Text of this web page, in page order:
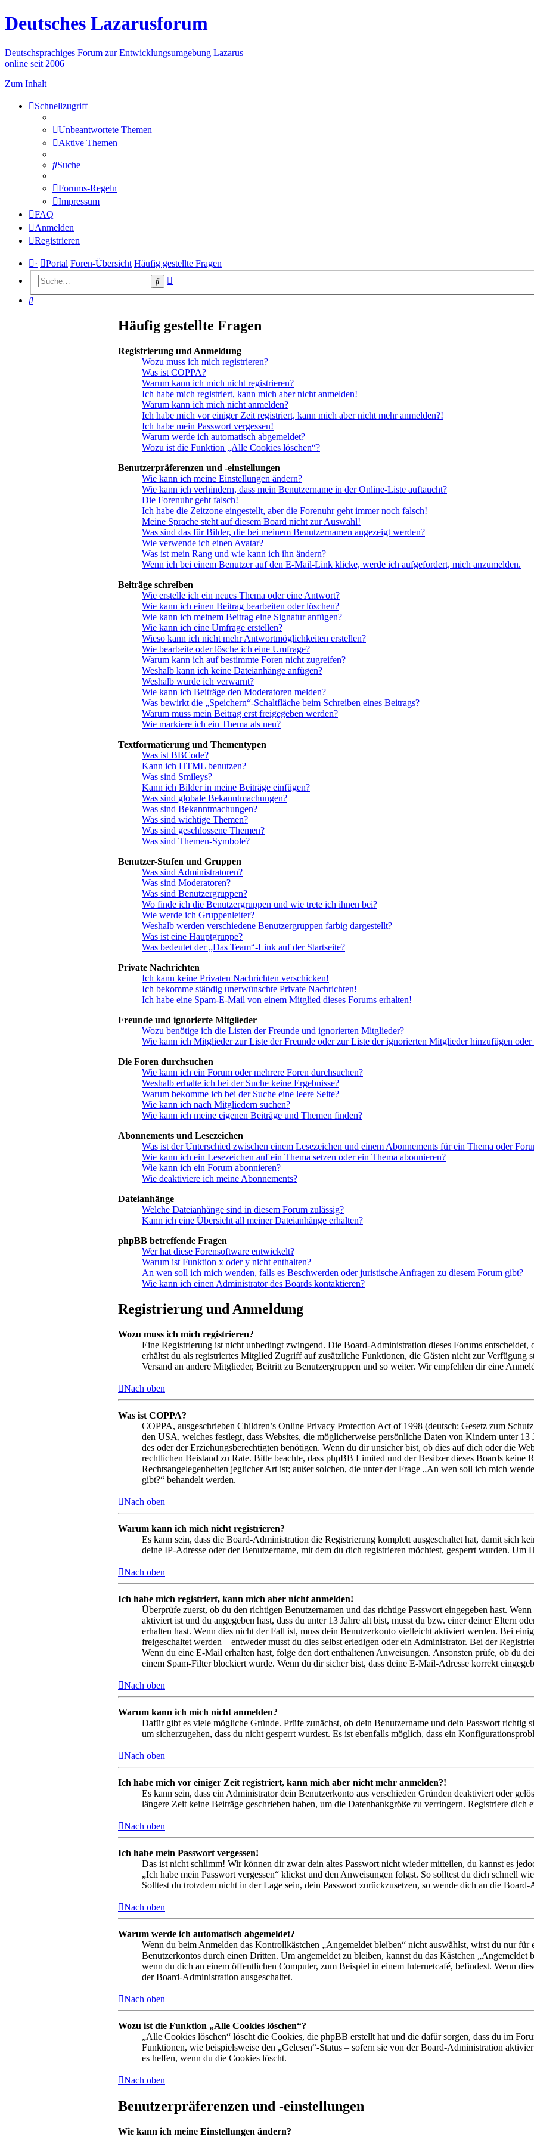
Deutsches Lazarusforum
Deutschsprachiges Forum zur Entwicklungsumgebung Lazarus
online seit 2006
Zum Inhalt
Schnellzugriff
Unbeantwortete Themen
Aktive Themen
Suche
Forums-Regeln
Impressum
FAQ
Anmelden
Registrieren
· Portal Foren-Übersicht Häufig gestellte Fragen
Suche
Suche
Häufig gestellte Fragen
Registrierung und Anmeldung
Wozu muss ich mich registrieren?
Was ist COPPA?
Warum kann ich mich nicht registrieren?
Ich habe mich registriert, kann mich aber nicht anmelden!
Warum kann ich mich nicht anmelden?
Ich habe mich vor einiger Zeit registriert, kann mich aber nicht mehr anmelden?!
Ich habe mein Passwort vergessen!
Warum werde ich automatisch abgemeldet?
Wozu ist die Funktion „Alle Cookies löschen“?
Benutzerpräferenzen und -einstellungen
Wie kann ich meine Einstellungen ändern?
Wie kann ich verhindern, dass mein Benutzername in der Online-Liste auftaucht?
Die Forenuhr geht falsch!
Ich habe die Zeitzone eingestellt, aber die Forenuhr geht immer noch falsch!
Meine Sprache steht auf diesem Board nicht zur Auswahl!
Was sind das für Bilder, die bei meinem Benutzernamen angezeigt werden?
Wie verwende ich einen Avatar?
Was ist mein Rang und wie kann ich ihn ändern?
Wenn ich bei einem Benutzer auf den E-Mail-Link klicke, werde ich aufgefordert, mich anzumelden.
Beiträge schreiben
Wie erstelle ich ein neues Thema oder eine Antwort?
Wie kann ich einen Beitrag bearbeiten oder löschen?
Wie kann ich meinem Beitrag eine Signatur anfügen?
Wie kann ich eine Umfrage erstellen?
Wieso kann ich nicht mehr Antwortmöglichkeiten erstellen?
Wie bearbeite oder lösche ich eine Umfrage?
Warum kann ich auf bestimmte Foren nicht zugreifen?
Weshalb kann ich keine Dateianhänge anfügen?
Weshalb wurde ich verwarnt?
Wie kann ich Beiträge den Moderatoren melden?
Was bewirkt die „Speichern“-Schaltfläche beim Schreiben eines Beitrags?
Warum muss mein Beitrag erst freigegeben werden?
Wie markiere ich ein Thema als neu?
Textformatierung und Thementypen
Was ist BBCode?
Kann ich HTML benutzen?
Was sind Smileys?
Kann ich Bilder in meine Beiträge einfügen?
Was sind globale Bekanntmachungen?
Was sind Bekanntmachungen?
Was sind wichtige Themen?
Was sind geschlossene Themen?
Was sind Themen-Symbole?
Benutzer-Stufen und Gruppen
Was sind Administratoren?
Was sind Moderatoren?
Was sind Benutzergruppen?
Wo finde ich die Benutzergruppen und wie trete ich ihnen bei?
Wie werde ich Gruppenleiter?
Weshalb werden verschiedene Benutzergruppen farbig dargestellt?
Was ist eine Hauptgruppe?
Was bedeutet der „Das Team“-Link auf der Startseite?
Private Nachrichten
Ich kann keine Privaten Nachrichten verschicken!
Ich bekomme ständig unerwünschte Private Nachrichten!
Ich habe eine Spam-E-Mail von einem Mitglied dieses Forums erhalten!
Freunde und ignorierte Mitglieder
Wozu benötige ich die Listen der Freunde und ignorierten Mitglieder?
Wie kann ich Mitglieder zur Liste der Freunde oder zur Liste der ignorierten Mitglieder hinzufügen oder
Die Foren durchsuchen
Wie kann ich ein Forum oder mehrere Foren durchsuchen?
Weshalb erhalte ich bei der Suche keine Ergebnisse?
Warum bekomme ich bei der Suche eine leere Seite?
Wie kann ich nach Mitgliedern suchen?
Wie kann ich meine eigenen Beiträge und Themen finden?
Abonnements und Lesezeichen
Was ist der Unterschied zwischen einem Lesezeichen und einem Abonnements für ein Thema oder
Wie kann ich ein Lesezeichen auf ein Thema setzen oder ein Thema abonnieren?
Wie kann ich ein Forum abonnieren?
Wie deaktiviere ich meine Abonnements?
Dateianhänge
Welche Dateianhänge sind in diesem Forum zulässig?
Kann ich eine Übersicht all meiner Dateianhänge erhalten?
phpBB betreffende Fragen
Wer hat diese Forensoftware entwickelt?
Warum ist Funktion x oder y nicht enthalten?
An wen soll ich mich wenden, falls es Beschwerden oder juristische Anfragen zu diesem Forum gibt?
Wie kann ich einen Administrator des Boards kontaktieren?
Registrierung und Anmeldung
Wozu muss ich mich registrieren?
Eine Registrierung ist nicht unbedingt zwingend. Die Board-Administration dieses Forums
erhältst du als registriertes Mitglied Zugriff auf zusätzliche Funktionen, die Gästen nicht zur
Versand an andere Mitglieder, Beitritt zu Benutzergruppen und so weiter. Wir empfehlen dir eine
Nach oben
Was ist COPPA?
COPPA, ausgeschrieben Children’s Online Privacy Protection Act of 1998 (deutsch: Gesetz zum
den USA, welches festlegt, dass Websites, die möglicherweise persönliche Daten von Kindern unter
des oder der Erziehungsberechtigten benötigen. Wenn du dir unsicher bist, ob dies auf dich oder die
rechtlichen Beistand zu Rate. Bitte beachte, dass phpBB Limited und der Besitzer dieses Boards keine
Rechtsangelegenheiten jeglicher Art ist; außer solchen, die unter der Frage „An wen soll ich mich
gibt?“ behandelt werden.
Nach oben
Warum kann ich mich nicht registrieren?
Es kann sein, dass die Board-Administration die Registrierung komplett ausgeschaltet hat, damit sich
deine IP-Adresse oder der Benutzername, mit dem du dich registrieren möchtest, gesperrt wurden.
Nach oben
Ich habe mich registriert, kann mich aber nicht anmelden!
Überprüfe zuerst, ob du den richtigen Benutzernamen und das richtige Passwort eingegeben hast.
aktiviert ist und du angegeben hast, dass du unter 13 Jahre alt bist, musst du bzw. einer deiner Eltern
erhalten hast. Wenn dies nicht der Fall ist, muss dein Benutzerkonto vielleicht aktiviert werden. Bei
freigeschaltet werden – entweder musst du dies selbst erledigen oder ein Administrator. Bei der
Wenn du eine E-Mail erhalten hast, folge den dort enthaltenen Anweisungen. Ansonsten prüfe, ob du
einem Spam-Filter blockiert wurde. Wenn du dir sicher bist, dass deine E-Mail-Adresse korrekt
Nach oben
Warum kann ich mich nicht anmelden?
Dafür gibt es viele mögliche Gründe. Prüfe zunächst, ob dein Benutzername und dein Passwort
um sicherzugehen, dass du nicht gesperrt wurdest. Es ist ebenfalls möglich, dass ein
Nach oben
Ich habe mich vor einiger Zeit registriert, kann mich aber nicht mehr anmelden?!
Es kann sein, dass ein Administrator dein Benutzerkonto aus verschieden Gründen deaktiviert oder
längere Zeit keine Beiträge geschrieben haben, um die Datenbankgröße zu verringern. Registriere
Nach oben
Ich habe mein Passwort vergessen!
Das ist nicht schlimm! Wir können dir zwar dein altes Passwort nicht wieder mitteilen, du kannst es
„Ich habe mein Passwort vergessen“ klickst und den Anweisungen folgst. So solltest du dich schnell
Solltest du trotzdem nicht in der Lage sein, dein Passwort zurückzusetzen, so wende dich an die
Nach oben
Warum werde ich automatisch abgemeldet?
Wenn du beim Anmelden das Kontrollkästchen „Angemeldet bleiben“ nicht auswählst, wirst du nur
Benutzerkontos durch einen Dritten. Um angemeldet zu bleiben, kannst du das Kästchen
wenn du dich an einem öffentlichen Computer, zum Beispiel in einem Internetcafé, befindest. Wenn
der Board-Administration ausgeschaltet.
Nach oben
Wozu ist die Funktion „Alle Cookies löschen“?
„Alle Cookies löschen“ löscht die Cookies, die phpBB erstellt hat und die dafür sorgen, dass du im
Funktionen, wie beispielsweise den „Gelesen“-Status – sofern sie von der Board-Administration
es helfen, wenn du die Cookies löscht.
Nach oben
Benutzerpräferenzen und -einstellungen
Wie kann ich meine Einstellungen ändern?